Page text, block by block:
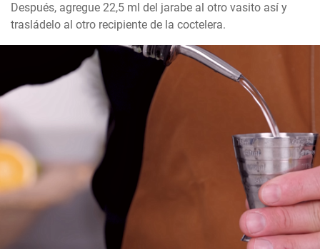
Después, agregue 22,5 ml del jarabe al otro vasito así y
trasládelo al otro recipiente de la coctelera.